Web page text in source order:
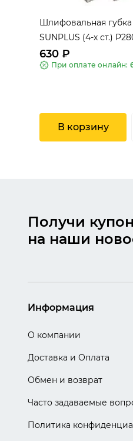
Шлифовальная губка
SUNPLUS (4-х ст.)
630 ₽
При оплате онлайн:
В корзину
Получи
на наши
Информация
О компании
Доставка и Оплата
Обмен и возврат
Часто задаваемые
Политика